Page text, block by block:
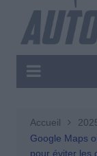
Accueil
Google Maps
pour éviter les